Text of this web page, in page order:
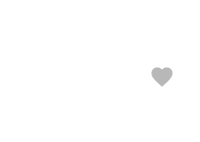
